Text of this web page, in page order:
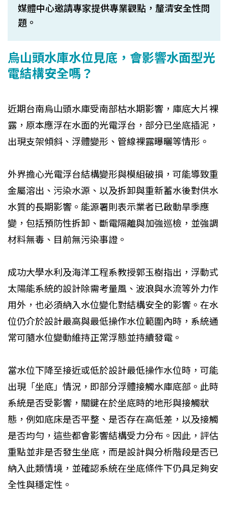
媒體中心邀請專家提供專業觀點，釐清安全性問
題。
烏山頭水庫水位見底，會影響水面型光
電結構安全嗎？
近期台南烏山頭水庫受南部枯水期影響，庫底大片裸
露，原本應浮在水面的光電浮台，部分已坐底插泥，
出現支架傾斜、浮體變形、管線裸露曝曬等情形。
外界擔心光電浮台結構變形與模組破損，可能導致重
金屬溶出、污染水源、以及拆卸與重新蓄水後對供水
水質的長期影響。能源署則表示業者已啟動旱季應
變，包括預防性拆卸、斷電隔離與加強巡檢，並強調
材料無毒、目前無污染事證。
成功大學水利及海洋工程系教授郭玉樹指出，浮動式
太陽能系統的設計除需考量風、波浪與水流等外力作
用外，也必須納入水位變化對結構安全的影響。在水
位仍介於設計最高與最低操作水位範圍內時，系統通
常可隨水位變動維持正常浮態並持續發電。
當水位下降至接近或低於設計最低操作水位時，可能
出現「坐底」情況，即部分浮體接觸水庫底部。此時
系統是否受影響，關鍵在於坐底時的地形與接觸狀
態，例如底床是否平整、是否存在高低差，以及接觸
是否均勻，這些都會影響結構受力分布。因此，評估
重點並非是否發生坐底，而是設計與分析階段是否已
納入此類情境，並確認系統在坐底條件下仍具足夠安
全性與穩定性。